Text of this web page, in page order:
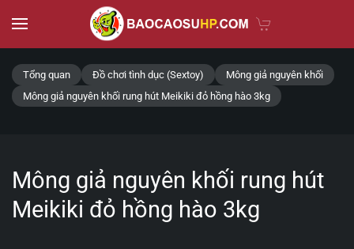
Skip to main content
Tổng quan Đồ chơi tình dục (Sextoy)
Mông giả nguyên khối
Mông giả nguyên khối rung hút Meikiki đỏ hồng hào 3kg
Mông giả nguyên khối rung hút
Meikiki đỏ hồng hào 3kg